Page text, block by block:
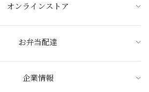
オンラインストア
お弁当配達
企業情報